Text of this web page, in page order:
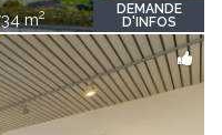
m2
DEMANDE
D'INFOS